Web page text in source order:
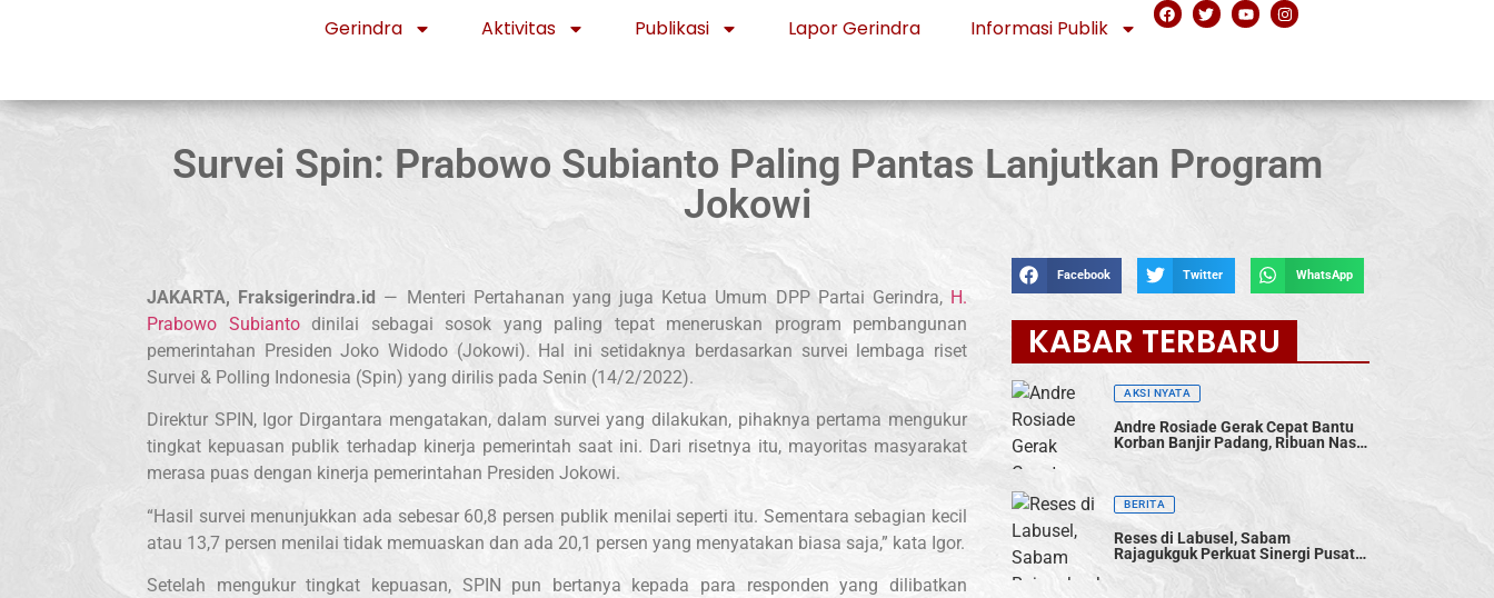
Gerindra Aktivitas Publikasi Lapor Gerindra Informasi Publik
Survei Spin: Prabowo Subianto Paling Pantas Lanjutkan Program
Jokowi
JAKARTA, Fraksigerindra.id — Menteri Pertahanan yang juga Ketua Umum DPP Partai Gerindra, H.
Prabowo Subianto dinilai sebagai sosok yang paling tepat meneruskan program pembangunan
pemerintahan Presiden Joko Widodo (Jokowi). Hal ini setidaknya berdasarkan survei lembaga riset
Survei & Polling Indonesia (Spin) yang dirilis pada Senin (14/2/2022).
Direktur SPIN, Igor Dirgantara mengatakan, dalam survei yang dilakukan, pihaknya pertama mengukur
tingkat kepuasan publik terhadap kinerja pemerintah saat ini. Dari risetnya itu, mayoritas masyarakat
merasa puas dengan kinerja pemerintahan Presiden Jokowi.
“Hasil survei menunjukkan ada sebesar 60,8 persen publik menilai seperti itu. Sementara sebagian kecil
atau 13,7 persen menilai tidak memuaskan dan ada 20,1 persen yang menyatakan biasa saja,” kata Igor.
Setelah mengukur tingkat kepuasan, SPIN pun bertanya kepada para responden yang dilibatkan
Facebook Twitter WhatsApp
KABAR TERBARU
AKSI NYATA
Andre Rosiade Gerak Cepat Bantu
Korban Banjir Padang, Ribuan Nasi
BERITA
Reses di Labusel, Sabam
Rajagukguk Perkuat Sinergi Pusat-